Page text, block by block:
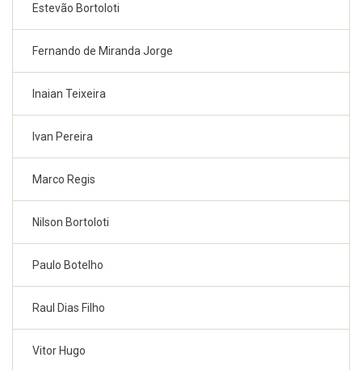
Estevão Bortoloti
Fernando de Miranda Jorge
Inaian Teixeira
Ivan Pereira
Marco Regis
Nilson Bortoloti
Paulo Botelho
Raul Dias Filho
Vitor Hugo